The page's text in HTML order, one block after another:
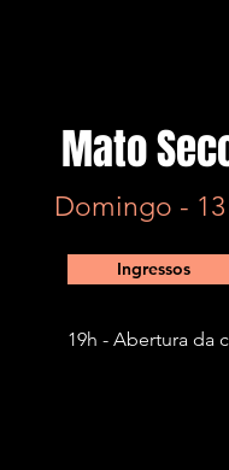
Mato
Domingo -
Ingressos
19h - Abertura da